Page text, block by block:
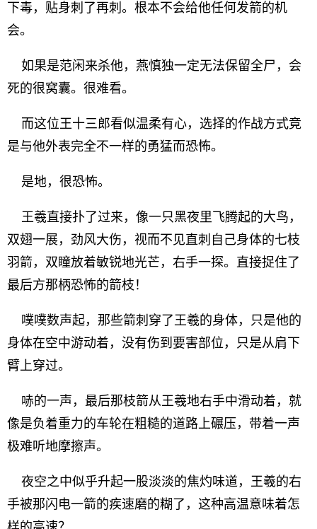
下毒，贴身刺了再刺。根本不会给他任何发箭的机
会。
如果是范闲来杀他，燕慎独一定无法保留全尸，会
死的很窝囊。很难看。
而这位王十三郎看似温柔有心，选择的作战方式竟
是与他外表完全不一样的勇猛而恐怖。
是地，很恐怖。
王羲直接扑了过来，像一只黑夜里飞腾起的大鸟，
双翅一展，劲风大伤，视而不见直刺自己身体的七枝
羽箭，双瞳放着敏锐地光芒，右手一探。直接捉住了
最后方那柄恐怖的箭枝！
噗噗数声起，那些箭刺穿了王羲的身体，只是他的
身体在空中游动着，没有伤到要害部位，只是从肩下
臂上穿过。
哧的一声，最后那枝箭从王羲地右手中滑动着，就
像是负着重力的车轮在粗糙的道路上碾压，带着一声
极难听地摩擦声。
夜空之中似乎升起一股淡淡的焦灼味道，王羲的右
手被那闪电一箭的疾速磨的糊了，这种高温意味着怎